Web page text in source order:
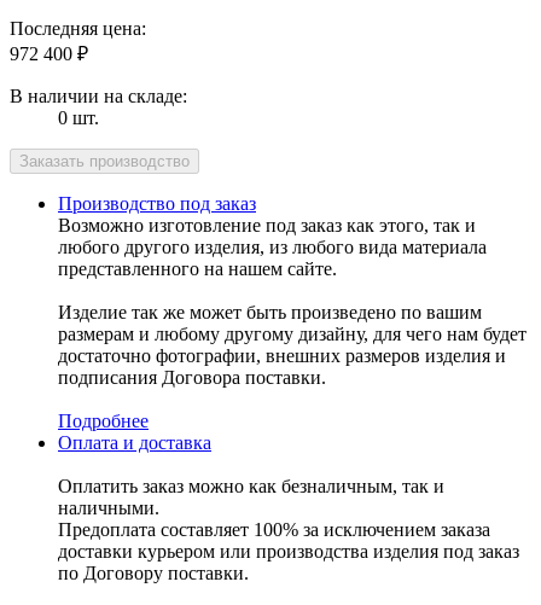
Последняя цена:
972 400 ₽
В наличии на складе:
0 шт.
Производство под заказ
Возможно изготовление под заказ как этого, так и
любого другого изделия, из любого вида материала
представленного на нашем сайте.
Изделие так же может быть произведено по вашим
размерам и любому другому дизайну, для чего нам будет
достаточно фотографии, внешних размеров изделия и
подписания Договора поставки.
Подробнее
Оплата и доставка
Оплатить заказ можно как безналичным, так и
наличными.
Предоплата составляет 100% за исключением заказа
доставки курьером или производства изделия под заказ
по Договору поставки.